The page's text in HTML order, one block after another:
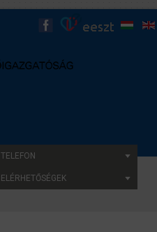
TELEFON
ELÉRHETŐSÉGEK